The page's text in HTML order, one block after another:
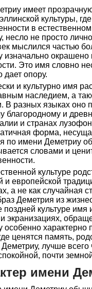
имеет
культуры,
в
несло не просто
мыслился частью
изначально окрашено
Это имя словно
дает опору.
и культурно имя
наследием, а
В разных языках оно
благородному и
и странах
форма,
по имени Деметриу
словами и
культуре
и европейской
а не как случайная
Деметрия из
поздней культуре
экранизациях,
особенно характерно
ценятся память,
Деметриу, лучше
почти
имени